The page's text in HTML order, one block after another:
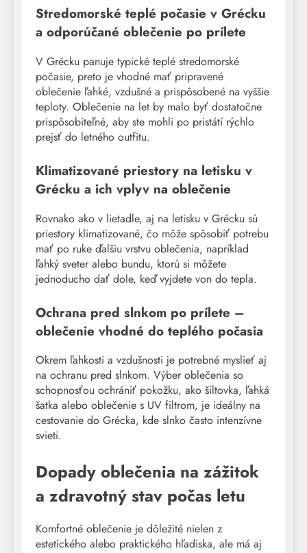
Stredomorské teplé počasie v Grécku
a odporúčané oblečenie po prílete
V Grécku panuje typické teplé stredomorské
počasie, preto je vhodné mať pripravené
oblečenie ľahké, vzdušné a prispôsobené na vyššie
teploty. Oblečenie na let by malo byť dostatočne
prispôsobiteľné, aby ste mohli po pristátí rýchlo
prejsť do letného outfitu.
Klimatizované priestory na letisku v
Grécku a ich vplyv na oblečenie
Rovnako ako v lietadle, aj na letisku v Grécku sú
priestory klimatizované, čo môže spôsobiť potrebu
mať po ruke ďalšiu vrstvu oblečenia, napríklad
ľahký sveter alebo bundu, ktorú si môžete
jednoducho dať dole, keď vyjdete von do tepla.
Ochrana pred slnkom po prílete –
oblečenie vhodné do teplého počasia
Okrem ľahkosti a vzdušnosti je potrebné myslieť aj
na ochranu pred slnkom. Výber oblečenia so
schopnosťou ochrániť pokožku, ako šiltovka, ľahká
šatka alebo oblečenie s UV filtrom, je ideálny na
cestovanie do Grécka, kde slnko často intenzívne
svieti.
Dopady oblečenia na zážitok
a zdravotný stav počas letu
Komfortné oblečenie je dôležité nielen z
estetického alebo praktického hľadiska, ale má aj